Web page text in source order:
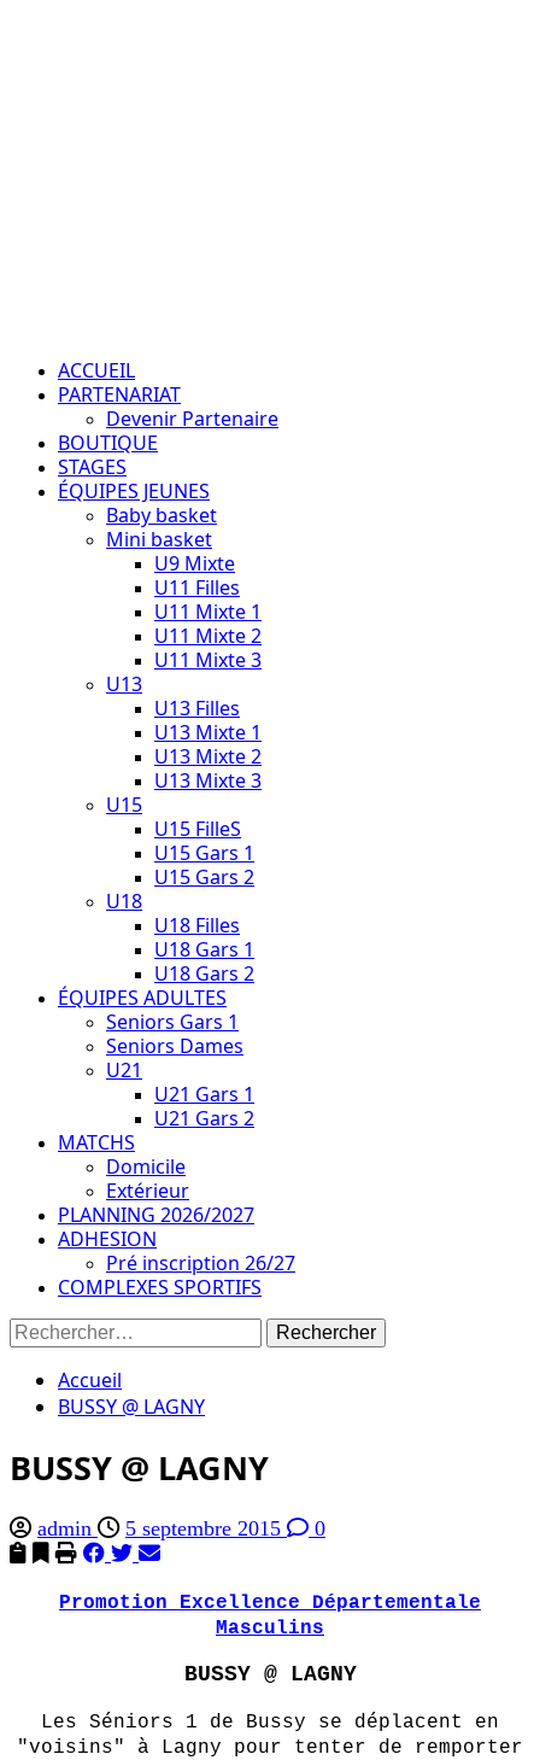
ACCUEIL
PARTENARIAT
Devenir Partenaire
BOUTIQUE
STAGES
ÉQUIPES JEUNES
Baby basket
Mini basket
U9 Mixte
U11 Filles
U11 Mixte 1
U11 Mixte 2
U11 Mixte 3
U13
U13 Filles
U13 Mixte 1
U13 Mixte 2
U13 Mixte 3
U15
U15 FilleS
U15 Gars 1
U15 Gars 2
U18
U18 Filles
U18 Gars 1
U18 Gars 2
ÉQUIPES ADULTES
Seniors Gars 1
Seniors Dames
U21
U21 Gars 1
U21 Gars 2
MATCHS
Domicile
Extérieur
PLANNING 2026/2027
ADHESION
Pré inscription 26/27
COMPLEXES SPORTIFS
Rechercher :
Accueil
BUSSY @ LAGNY
BUSSY @ LAGNY
admin 5 septembre 2015 0
Promotion Excellence Départementale
Masculins
BUSSY @ LAGNY
Les Séniors 1 de Bussy se déplacent en
"voisins" à Lagny pour tenter de remporter